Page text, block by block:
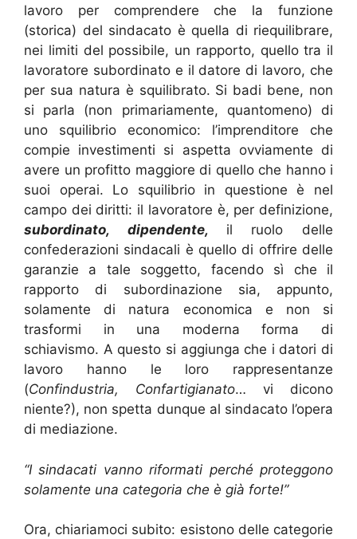
lavoro per comprendere che la funzione
(storica) del sindacato è quella di riequilibrare,
nei limiti del possibile, un rapporto, quello tra il
lavoratore subordinato e il datore di lavoro, che
per sua natura è squilibrato. Si badi bene, non
si parla (non primariamente, quantomeno) di
uno squilibrio economico: l’imprenditore che
compie investimenti si aspetta ovviamente di
avere un profitto maggiore di quello che hanno i
suoi operai. Lo squilibrio in questione è nel
campo dei diritti: il lavoratore è, per definizione,
subordinato, dipendente, il ruolo delle
confederazioni sindacali è quello di offrire delle
garanzie a tale soggetto, facendo sì che il
rapporto di subordinazione sia, appunto,
solamente di natura economica e non si
trasformi in una moderna forma di
schiavismo. A questo si aggiunga che i datori di
lavoro hanno le loro rappresentanze
(Confindustria, Confartigianato… vi dicono
niente?), non spetta dunque al sindacato l’opera
di mediazione.
“I sindacati vanno riformati perché proteggono
solamente una categoria che è già forte!”
Ora, chiariamoci subito: esistono delle categorie